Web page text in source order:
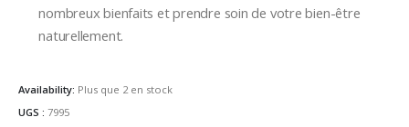
nombreux bienfaits et prendre soin de votre bien-être
naturellement.
Availability: Plus que 2 en stock
UGS : 7995